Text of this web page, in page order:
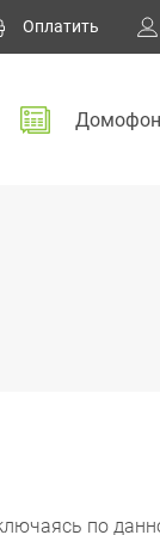
Оплатить
Домофон
по